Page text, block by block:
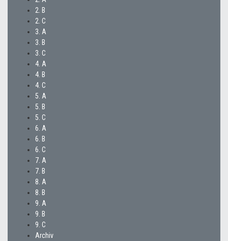
2. B
2. C
3. A
3. B
3. C
4. A
4. B
4. C
5. A
5. B
5. C
6. A
6. B
6. C
7. A
7. B
8. A
8. B
9. A
9. B
9. C
Archiv